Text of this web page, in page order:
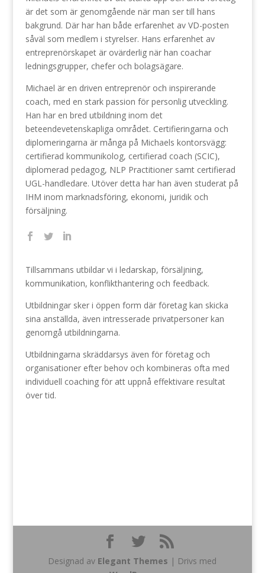
är det som är genomgående när man ser till hans
bakgrund. Där har han både erfarenhet av VD-posten
såväl som medlem i styrelser. Hans erfarenhet av
entreprenörskapet är ovärderlig när han coachar
ledningsgrupper, chefer och bolagsägare.
Michael är en driven entreprenör och inspirerande
coach, med en stark passion för personlig utveckling.
Han har en bred utbildning inom det
beteendevetenskapliga området. Certifieringarna och
diplomeringarna är många på Michaels kontorsvägg:
certifierad kommunikolog, certifierad coach (SCIC),
diplomerad pedagog, NLP Practitioner samt certifierad
UGL-handledare. Utöver detta har han även studerat på
IHM inom marknadsföring, ekonomi, juridik och
försäljning.
Tillsammans utbildar vi i ledarskap, försäljning,
kommunikation, konflikthantering och feedback.
Utbildningar sker i öppen form där företag kan skicka
sina anställda, även intresserade privatpersoner kan
genomgå utbildningarna.
Utbildningarna skräddarsys även för företag och
organisationer efter behov och kombineras ofta med
individuell coaching för att uppnå effektivare resultat
över tid.
Designad av Elegant Themes | Drivs med